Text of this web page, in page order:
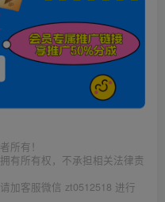
所有！
有所有权，不承担相关法律责
加客服微信 zt0512518 进行